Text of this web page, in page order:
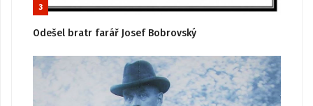
3
Odešel bratr farář Josef Bobrovský